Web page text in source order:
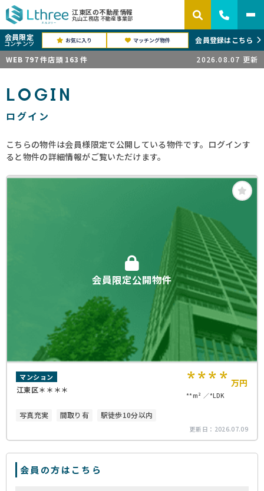
江東区の不動産情報
丸山工務店 不動産事業部
会員限定
コンテンツ お気に入り マッチング物件
会員登録はこちら
WEB 797件店頭 163 件 2026.08.07 更新
LOGIN
ログイン
こちらの物件は会員様限定で公開している物件です。ログインす
ると物件の詳細情報がご覧いただけます。
会員限定公開物件
マンション
江東区＊＊＊＊ **** 万円
**m² *LDK
写真充実 間取り有 駅徒歩10分以内
更新日： 2026.07.09
会員の方はこちら